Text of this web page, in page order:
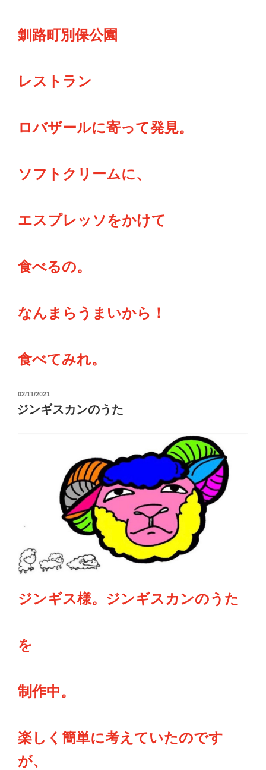
釧路町別保公園
レストラン
ロバザールに寄って発見。
ソフトクリームに、
エスプレッソをかけて
食べるの。
なんまらうまいから！
食べてみれ。
投
稿
日:
02/11/2021
ジンギスカンのうた
ジンギス様。ジンギスカンのうた
を
制作中。
楽しく簡単に考えていたのです
が、